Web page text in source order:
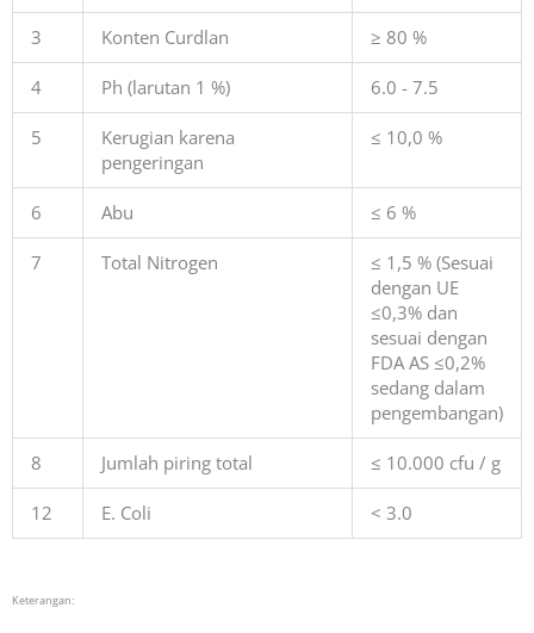
3 Konten Curdlan ≥ 80 %
4 Ph (larutan 1 %) 6.0 - 7.5
5
Kerugian karena
pengeringan
≤ 10,0 %
6 Abu ≤ 6 %
7 Total Nitrogen
≤ 1,5 % (Sesuai
dengan UE
≤0,3% dan
sesuai dengan
FDA AS ≤0,2%
sedang dalam
pengembangan)
8 Jumlah piring total ≤ 10.000 cfu / g
12 E. Coli < 3.0
Keterangan: